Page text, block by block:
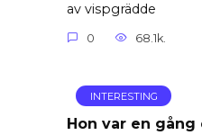
av vispgrädde
0 68.1k.
INTERESTING
Hon var en